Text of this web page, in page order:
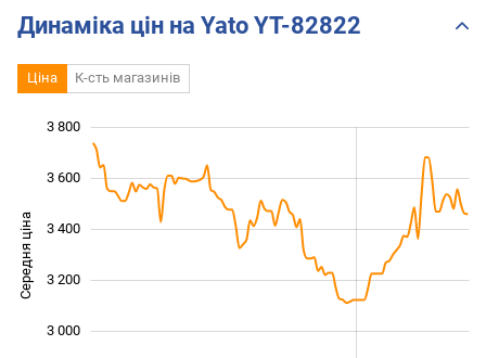
Динаміка цін на Yato YT-82822
Ціна К-сть магазинів
Середня ціна
3 000
3 200
3 400
3 600
3 800